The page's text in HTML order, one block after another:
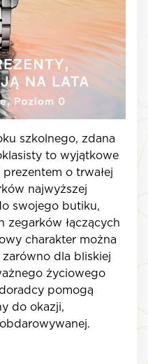
szkolnego, zdana
to wyjątkowe
o trwałej
najwyższej
swojego butiku,
zegarków łączących
charakter można
dla bliskiej
życiowego
pomogą
do okazji,